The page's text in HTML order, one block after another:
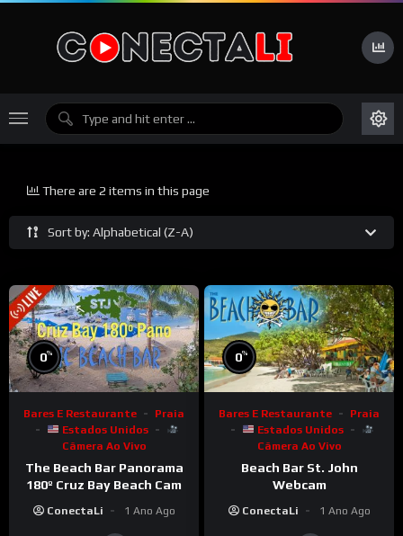
Sort by: Alphabetical (Z-A)
There are 2 items in this page
0%
Bares E Restaurante
Praia
Estados Unidos
Câmera Ao Vivo
The Beach Bar Panorama
180º Cruz Bay Beach Cam
ConectaLi 1 Ano Ago
0%
Bares E Restaurante
Praia
Estados Unidos
Câmera Ao Vivo
Beach Bar St. John
Webcam
ConectaLi 1 Ano Ago